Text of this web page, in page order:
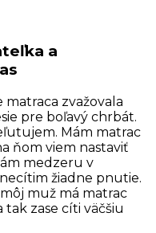
a
zvažovala
pre boľavý chrbát.
Mám matrac
ňom viem nastaviť
medzeru v
žiadne pnutie.
muž má matrac
zase cíti väčšiu